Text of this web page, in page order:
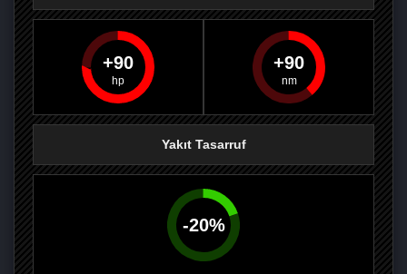
PAYLAŞPAYLAŞPLUS'TA
90 90
Yakıt Tasarruf
-20%